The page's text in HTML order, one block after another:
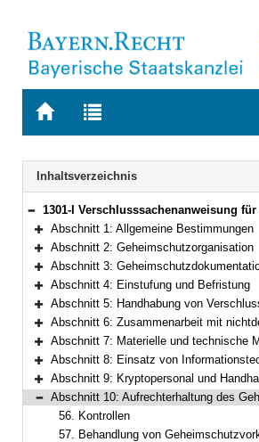
Zur
BAYERN.RECHT
Zur
letzten
Suche
Navigation
Inhaltsverzeichnis
Bereich reduzieren
1301-I Verschlusssachenanweisung für die Behörden des Freistaates Bayern (Bayerische Verschlusssachenanweisung – BayVSA) Bekanntmachung der Bayerischen
Bereich erweitern
Abschnitt 1: Allgemeine Bestimmungen
Bereich erweitern
Abschnitt 2: Geheimschutzorganisation
Bereich erweitern
Abschnitt 3:
Bereich erweitern
Abschnitt 4: Einstufung und Befristung
Bereich erweitern
Abschnitt 5: Handhabung von
Bereich erweitern
Abschnitt 6: Zusammenarbeit mit nichtdeutschen Stellen und
Bereich erweitern
Abschnitt 7: Materielle und technische
Bereich erweitern
Abschnitt 8: Einsatz von
Bereich erweitern
Abschnitt 9: Kryptopersonal und
Bereich reduzieren
Abschnitt 10: Aufrechterhaltung des
56. Kontrollen
57. Behandlung von